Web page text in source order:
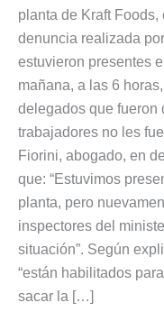
planta de Kraft
denuncia realizada
estuvieron presentes
mañana, a las 6
delegados que fueron
trabajadores no les
Fiorini, abogado, en
que: “Estuvimos
planta, pero
inspectores del
situación”. Según
“están habilitados
sacar la […]